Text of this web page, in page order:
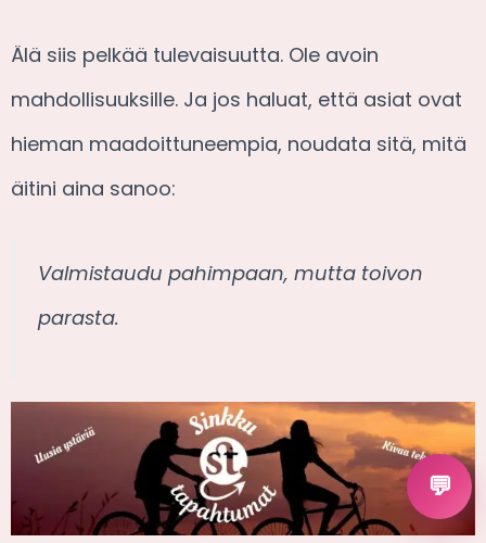
Älä siis pelkää tulevaisuutta. Ole avoin
mahdollisuuksille. Ja jos haluat, että asiat ovat
hieman maadoittuneempia, noudata sitä, mitä
äitini aina sanoo:
Valmistaudu pahimpaan, mutta toivon
parasta.
💬